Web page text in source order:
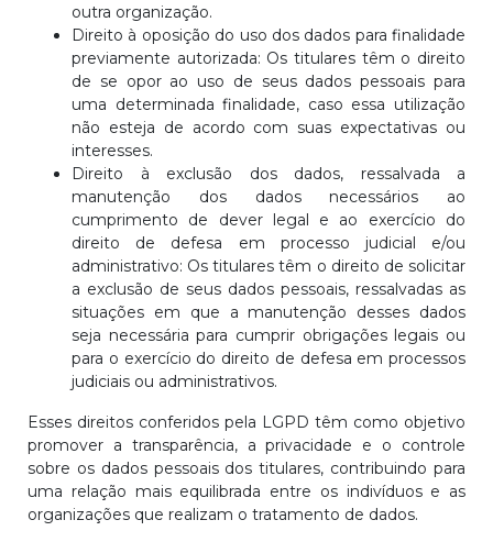
outra organização.
Direito à oposição do uso dos dados para finalidade
previamente autorizada: Os titulares têm o direito
de se opor ao uso de seus dados pessoais para
uma determinada finalidade, caso essa utilização
não esteja de acordo com suas expectativas ou
interesses.
Direito à exclusão dos dados, ressalvada a
manutenção dos dados necessários ao
cumprimento de dever legal e ao exercício do
direito de defesa em processo judicial e/ou
administrativo: Os titulares têm o direito de solicitar
a exclusão de seus dados pessoais, ressalvadas as
situações em que a manutenção desses dados
seja necessária para cumprir obrigações legais ou
para o exercício do direito de defesa em processos
judiciais ou administrativos.
Esses direitos conferidos pela LGPD têm como objetivo
promover a transparência, a privacidade e o controle
sobre os dados pessoais dos titulares, contribuindo para
uma relação mais equilibrada entre os indivíduos e as
organizações que realizam o tratamento de dados.